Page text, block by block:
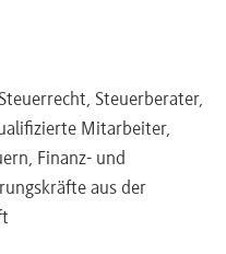
Steuerberater,
Mitarbeiter,
Finanz- und
aus der